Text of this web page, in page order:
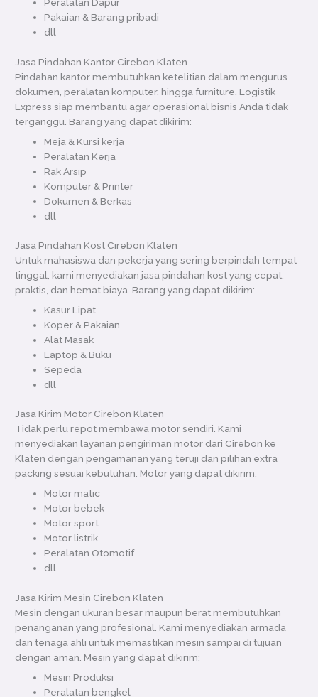
Peralatan Dapur
Pakaian & Barang pribadi
dll
Jasa Pindahan Kantor Cirebon Klaten
Pindahan kantor membutuhkan ketelitian dalam mengurus
dokumen, peralatan komputer, hingga furniture. Logistik
Express siap membantu agar operasional bisnis Anda tidak
terganggu. Barang yang dapat dikirim:
Meja & Kursi kerja
Peralatan Kerja
Rak Arsip
Komputer & Printer
Dokumen & Berkas
dll
Jasa Pindahan Kost Cirebon Klaten
Untuk mahasiswa dan pekerja yang sering berpindah tempat
tinggal, kami menyediakan jasa pindahan kost yang cepat,
praktis, dan hemat biaya. Barang yang dapat dikirim:
Kasur Lipat
Koper & Pakaian
Alat Masak
Laptop & Buku
Sepeda
dll
Jasa Kirim Motor Cirebon Klaten
Tidak perlu repot membawa motor sendiri. Kami
menyediakan layanan pengiriman motor dari Cirebon ke
Klaten dengan pengamanan yang teruji dan pilihan extra
packing sesuai kebutuhan. Motor yang dapat dikirim:
Motor matic
Motor bebek
Motor sport
Motor listrik
Peralatan Otomotif
dll
Jasa Kirim Mesin Cirebon Klaten
Mesin dengan ukuran besar maupun berat membutuhkan
penanganan yang profesional. Kami menyediakan armada
dan tenaga ahli untuk memastikan mesin sampai di tujuan
dengan aman. Mesin yang dapat dikirim:
Mesin Produksi
Peralatan bengkel